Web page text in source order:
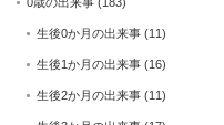
生後0か月の出来事 (11)
生後1か月の出来事 (16)
生後2か月の出来事 (11)